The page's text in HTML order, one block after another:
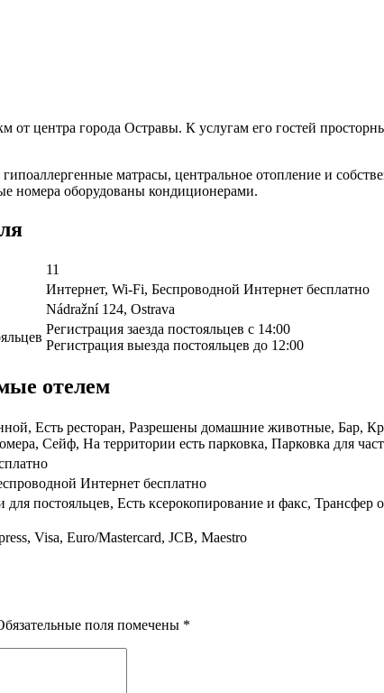
от центра города Остравы. К услугам его гостей
гипоаллергенные матрасы, центральное отопление и
номера оборудованы кондиционерами.
11
Интернет, Wi-Fi, Беспроводной Интернет бесплатно
Nádražní 124, Ostrava
Регистрация заезда постояльцев с 14:00
Регистрация выезда постояльцев до 12:00
отелем
Есть ресторан, Разрешены домашние животные, Бар,
Сейф, На территории есть парковка, Парковка для
Интернет бесплатно
для постояльцев, Есть ксерокопирование и факс,
Visa, Euro/Mastercard, JCB, Maestro
поля помечены *